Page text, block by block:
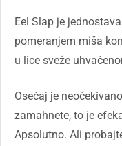
Eel Slap je
pomeranjem miša
u lice sveže
Osećaj je
zamahnete, to je
Apsolutno. Ali